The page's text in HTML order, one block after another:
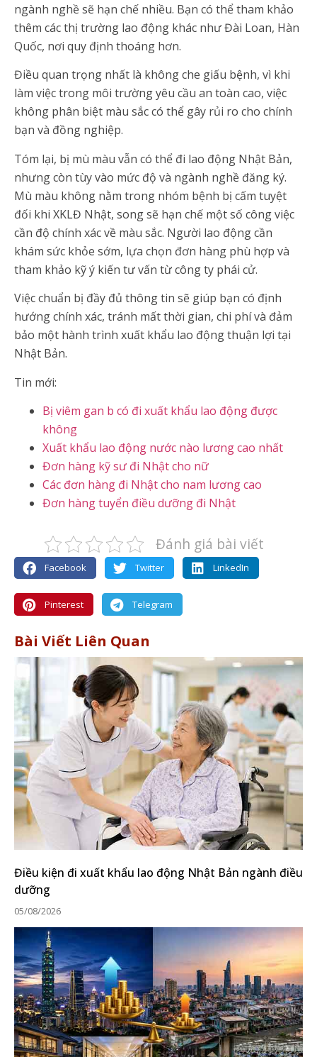
ngành nghề sẽ hạn chế nhiều. Bạn có thể tham khảo
thêm các thị trường lao động khác như Đài Loan, Hàn
Quốc, nơi quy định thoáng hơn.
Điều quan trọng nhất là không che giấu bệnh, vì khi
làm việc trong môi trường yêu cầu an toàn cao, việc
không phân biệt màu sắc có thể gây rủi ro cho chính
bạn và đồng nghiệp.
Tóm lại, bị mù màu vẫn có thể đi lao động Nhật Bản,
nhưng còn tùy vào mức độ và ngành nghề đăng ký.
Mù màu không nằm trong nhóm bệnh bị cấm tuyệt
đối khi XKLĐ Nhật, song sẽ hạn chế một số công việc
cần độ chính xác về màu sắc. Người lao động cần
khám sức khỏe sớm, lựa chọn đơn hàng phù hợp và
tham khảo kỹ ý kiến tư vấn từ công ty phái cử.
Việc chuẩn bị đầy đủ thông tin sẽ giúp bạn có định
hướng chính xác, tránh mất thời gian, chi phí và đảm
bảo một hành trình xuất khẩu lao động thuận lợi tại
Nhật Bản.
Tin mới:
Bị viêm gan b có đi xuất khẩu lao động được
không
Xuất khẩu lao động nước nào lương cao nhất
Đơn hàng kỹ sư đi Nhật cho nữ
Các đơn hàng đi Nhật cho nam lương cao
Đơn hàng tuyển điều dưỡng đi Nhật
Đánh giá bài viết
Facebook Twitter LinkedIn
Pinterest Telegram
Bài Viết Liên Quan
Điều kiện đi xuất khẩu lao động Nhật Bản ngành điều
dưỡng
05/08/2026